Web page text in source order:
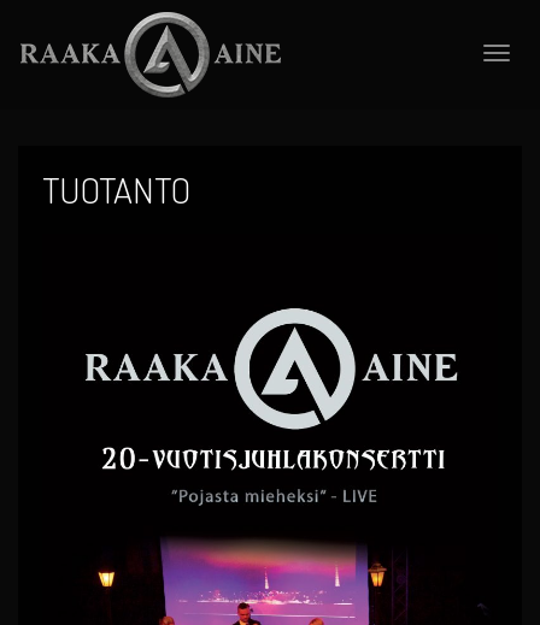
Toggle
TUOTANTO